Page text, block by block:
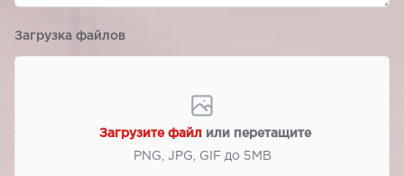
Загрузка файлов
Загрузите файл или перетащите
PNG, JPG, GIF до 5МВ